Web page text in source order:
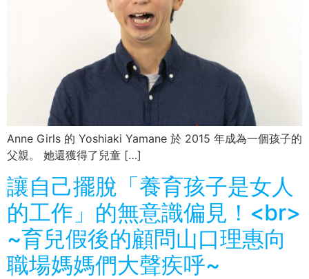
Anne Girls 的 Yoshiaki Yamane 於 2015 年成為一個孩子的
父親。 她還獲得了兒童 […]
讓自己擺脫「養育孩子是女人
的工作」的無意識偏見！<br>
~育兒假後的顧問山口理惠向
職場媽媽們大聲疾呼~